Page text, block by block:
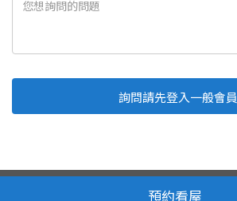
預約看屋
詢問請先登入一般會員
我家網 版權所有 轉載必究服務條款